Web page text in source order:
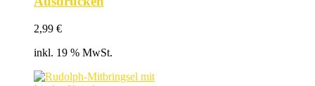
2,99 €
inkl. 19 % MwSt.